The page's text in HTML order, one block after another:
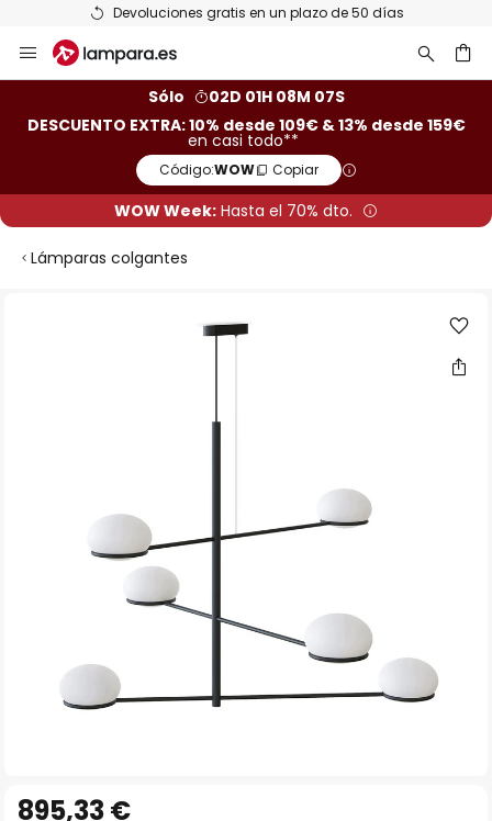
Devoluciones gratis en un plazo de 50 días
al
Sólo
02D 01H 08M 06S
DESCUENTO EXTRA: 10% desde 109€ & 13% desde 159€
en casi todo**
Código:WOW Copiar
WOW Week: Hasta el 70% dto.
Lámparas colgantes
895,33 €